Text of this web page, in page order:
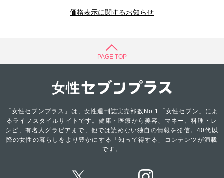
価格表示に関するお知らせ
PAGE TOP
「女性セブンプラス」は、女性週刊誌実売部数No.1「女性セブン」によ
るライフスタイルサイトです。健康・医療から美容、マネー、料理・レ
シピ、有名人グラビアまで、他では読めない独自の情報を発信。40代以
降の女性の暮らしをより豊かにする「知って得する」コンテンツが満載
です。